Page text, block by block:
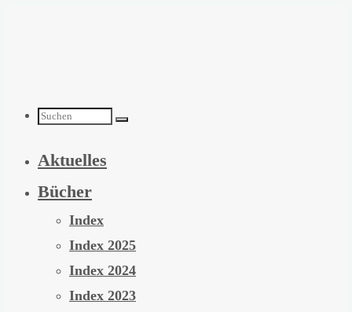
Suchen
nach:
Aktuelles
Bücher
Index
Index 2025
Index 2024
Index 2023